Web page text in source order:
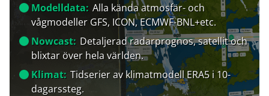
Modelldata: Alla kända atmosfär- och
vågmodeller GFS, ICON, ECMWF-BNL+etc.
Nowcast: Detaljerad radarprognos, satellit och
blixtar över hela världen.
Klimat: Tidserier av klimatmodell ERA5 i 10-
dagarssteg.